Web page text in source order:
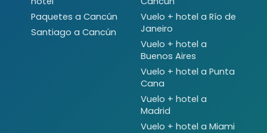
Paquetes a Cancún
Santiago a Cancún
Vuelo + hotel a Río de
Janeiro
Vuelo + hotel a
Buenos Aires
Vuelo + hotel a Punta
Cana
Vuelo + hotel a
Madrid
Vuelo + hotel a Miami